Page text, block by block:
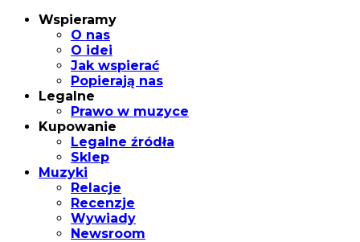
Wspieramy
O nas
O idei
Jak wspierać
Popierają nas
Legalne
Prawo w muzyce
Kupowanie
Legalne źródła
Sklep
Muzyki
Relacje
Recenzje
Wywiady
Newsroom